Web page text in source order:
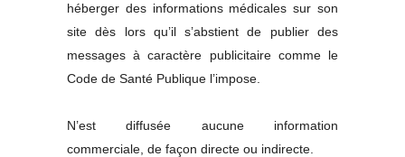
héberger des informations médicales sur son
site dès lors qu’il s’abstient de publier des
messages à caractère publicitaire comme le
Code de Santé Publique l’impose.
N’est diffusée aucune information
commerciale, de façon directe ou indirecte.